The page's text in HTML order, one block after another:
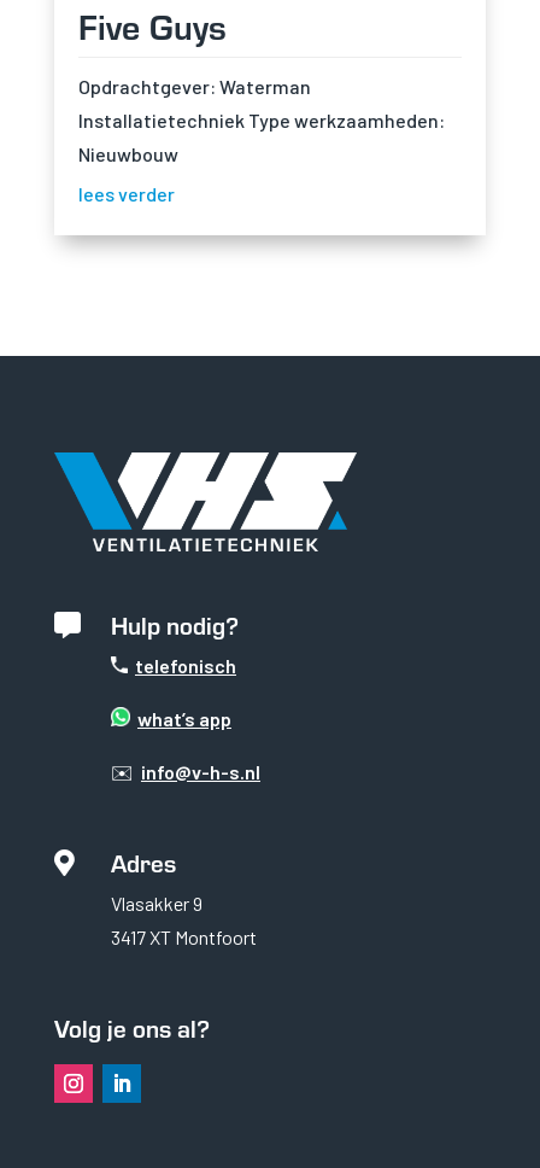
Five Guys
Opdrachtgever: Waterman
Installatietechniek Type werkzaamheden:
Nieuwbouw
lees verder
 Hulp nodig?
telefonisch
what’s app
✉️ info@v-h-s.nl
 Adres
Vlasakker 9
3417 XT Montfoort
Volg je ons al?